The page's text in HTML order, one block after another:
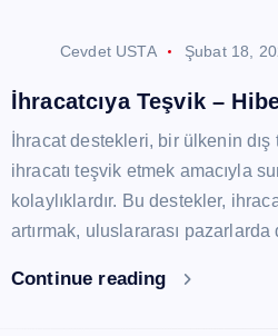
Cevdet USTA Şubat 18,
İhracatcıya Teşvik –
İhracat destekleri, bir ülkenin
ihracatı teşvik etmek amacıyla
kolaylıklardır. Bu destekler,
artırmak, uluslararası
Continue reading